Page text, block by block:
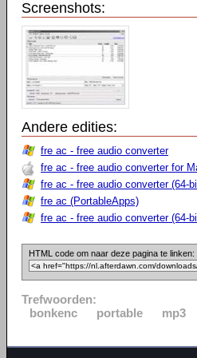
Screenshots:
Andere edities:
fre ac - free audio converter
fre ac - free audio converter for
fre ac - free audio converter (64-
fre ac (PortableApps)
fre ac - free audio converter (64-
HTML code om naar deze pagina te linken:
Trefwoorden:
bonkenc
portable mp3